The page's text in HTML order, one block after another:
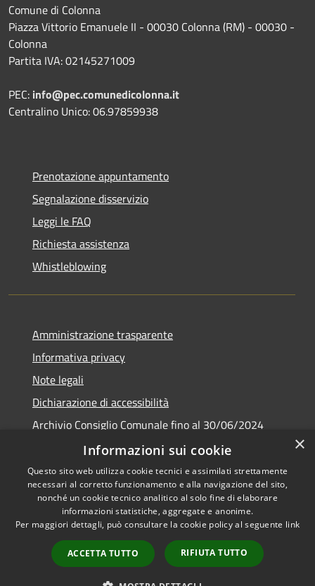
Comune di Colonna
Piazza Vittorio Emanuele II - 00030 Colonna (RM) - 00030 -
Colonna
Partita IVA: 02145271009
PEC: info@pec.comunedicolonna.it
Centralino Unico: 06.97859938
Prenotazione appuntamento
Segnalazione disservizio
Leggi le FAQ
Richiesta assistenza
Whistleblowing
Amministrazione trasparente
Informativa privacy
Note legali
Dichiarazione di accessibilità
Archivio Consiglio Comunale fino al 30/06/2024
Consiglio Comunale Online
RSS
Accessibilità
Copyright © 2026 • Comune di
Municipium•
Accesso
redazione
×
Informazioni sui cookie
Questo sito web utilizza cookie tecnici e assimilati strettamente
necessari al corretto funzionamento e alla navigazione del sito,
nonché un cookie tecnico analitico al solo fine di elaborare
informazioni statistiche, aggregate e anonime.
Per maggiori dettagli, può consultare la cookie policy al seguente link
ACCETTA TUTTO RIFIUTA TUTTO